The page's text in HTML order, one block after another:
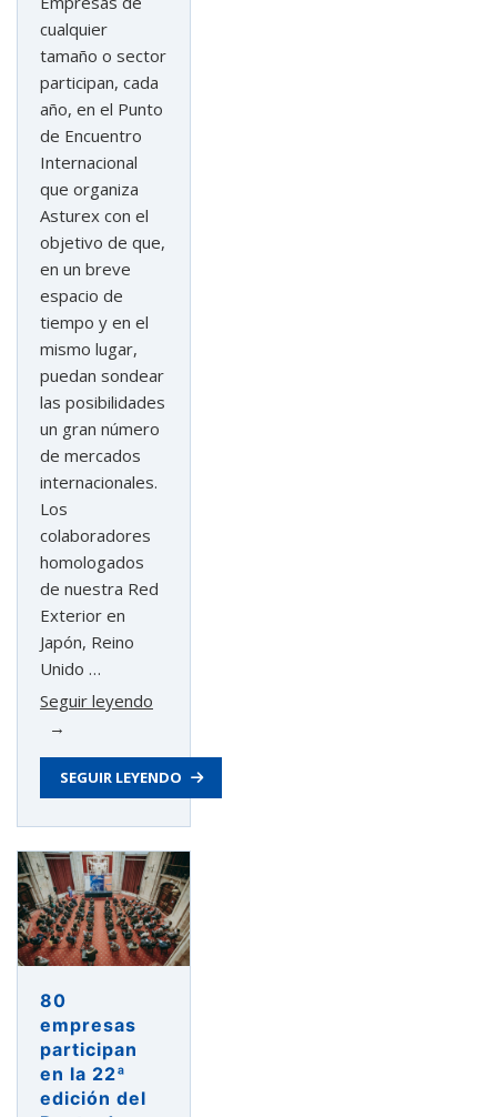
cualquier
tamaño o sector
participan, cada
año, en el Punto
de Encuentro
Internacional
que organiza
Asturex con el
objetivo de que,
en un breve
espacio de
tiempo y en el
mismo lugar,
puedan sondear
las posibilidades
un gran número
de mercados
internacionales.
Los
colaboradores
homologados
de nuestra Red
Exterior en
Japón, Reino
Unido …
Seguir leyendo
colaboradores
de
la
Red
Exterior
valoran
la
22
edición
SEGUIR LEYENDO
80
empresas
participan
en la 22ª
edición del